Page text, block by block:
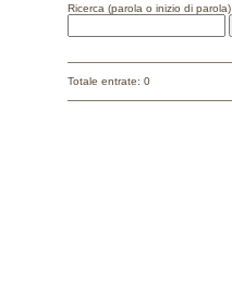
Ricerca (parola o inizio di parola)
Totale entrate: 0